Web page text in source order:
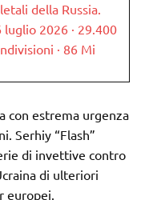
della Russia.
2026 · 29.400
· 86 Mi
con estrema urgenza
Serhiy “Flash”
di invettive contro
di ulteriori
europei.